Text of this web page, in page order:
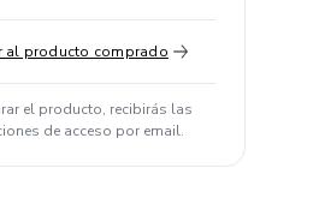
al producto comprado
el producto, recibirás las
de acceso por email.